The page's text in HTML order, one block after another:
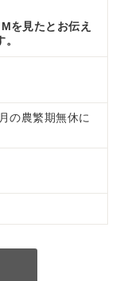
を見たとお伝え
の農繁期無休に